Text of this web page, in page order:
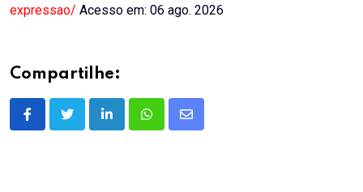
expressao/ Acesso em: 06 ago. 2026
Compartilhe:
LinkedInWhatsappShare